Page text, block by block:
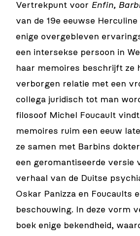
Vertrekpunt voor Enfin,
van de 19e eeuwse
enige overgebleven
een intersekse persoon in
haar memoires beschrijft ze
verborgen relatie met een
collega juridisch tot man
filosoof Michel Foucault
memoires ruim een eeuw
ze samen met Barbins
een geromantiseerde versie
verhaal van de Duitse
Oskar Panizza en Foucaults
beschouwing. In deze vorm
boek enige bekendheid,